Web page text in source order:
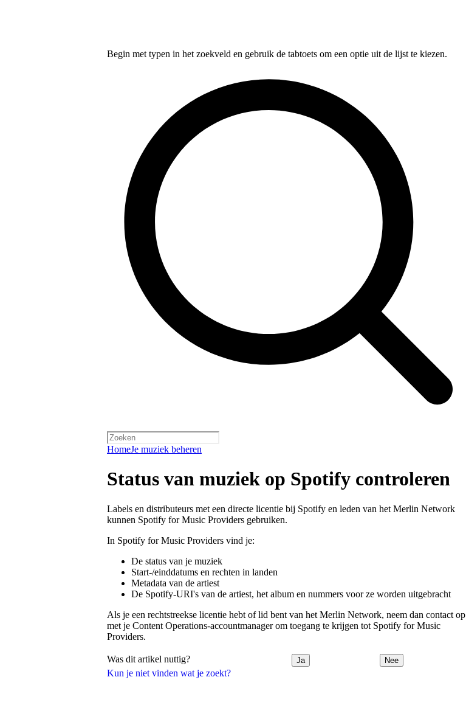
Begin met typen in het zoekveld en gebruik de tabtoets om een optie uit de lijst te kiezen.
HomeJe muziek beheren
Kun je niet vinden wat je zoekt?
Status van muziek op Spotify controleren
Labels en distributeurs met een directe licentie bij Spotify en leden van het Merlin Network
kunnen Spotify for Music Providers gebruiken.
In Spotify for Music Providers vind je:
De status van je muziek
Start-/einddatums en rechten in landen
Metadata van de artiest
De Spotify-URI's van de artiest, het album en nummers voor ze worden uitgebracht
Als je een rechtstreekse licentie hebt of lid bent van het Merlin Network, neem dan contact op
met je Content Operations-accountmanager om toegang te krijgen tot Spotify for Music
Providers.
Was dit artikel nuttig? Ja Nee